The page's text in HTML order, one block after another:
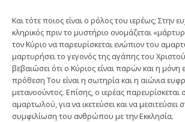
Και τότε ποιος είναι ο ρόλος του ιερέως; Στην
κληρικός πριν το μυστήριο ονομάζεται
τον Κύριο να παρευρίσκεται ενώπιον του
μαρτυρήσει το γεγονός της αγάπης του Χριστού
βεβαιώσει ότι ο Κύριος είναι παρών και η μόνη
πρόθεση Του είναι η σωτηρία και η αιώνια
μετανοούντος. Επίσης, ο ιερέας παρευρίσκεται
αμαρτωλού, για να ικετεύσει και να μεσιτεύσει
συμφιλίωση του ανθρώπου με την Εκκλησία.